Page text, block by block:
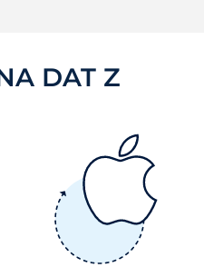
DAT Z